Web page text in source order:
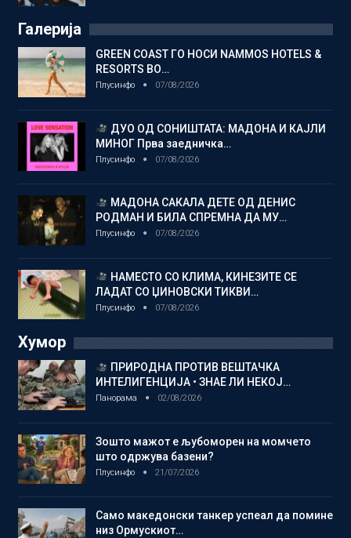
Галерија
GREEN COAST ГО НОСИ NAMMOS HOTELS &
RESORTS ВО…
Плусинфо 07/08/2026
ДУО ОД СОНИШТАТА: МАДОНА И КАЈЛИ
МИНОГ Прва заедничка…
Плусинфо 07/08/2026
МАДОНА САКАЛА ДЕТЕ ОД ДЕНИС
РОДМАН И БИЛА СПРЕМНА ДА МУ…
Плусинфо 07/08/2026
НАМЕСТО СО КЛИМА, КИНЕЗИТЕ СЕ
ЛАДАТ СО ЏИНОВСКИ ТИКВИ…
Плусинфо 07/08/2026
Хумор
ПРИРОДНА ПРОТИВ ВЕШТАЧКА
ИНТЕЛИГЕНЦИЈА • ЗНАЕ ЛИ НЕКОЈ…
Панорама 02/08/2026
Зошто мажот е љубоморен на момчето
што одржува базени?
Плусинфо 21/07/2026
Само македонски танкер успеал да помине
низ Ормускиот…